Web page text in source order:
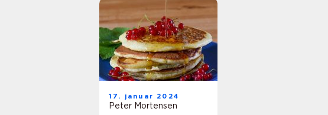
17. januar 2024
Peter Mortensen